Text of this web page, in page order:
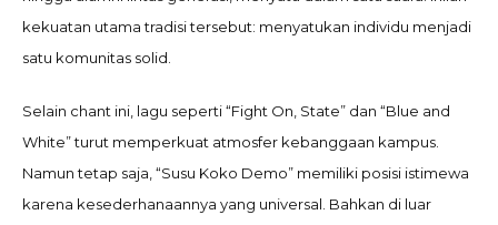
kekuatan utama tradisi tersebut: menyatukan individu menjadi
satu komunitas solid.
Selain chant ini, lagu seperti “Fight On, State” dan “Blue and
White” turut memperkuat atmosfer kebanggaan kampus.
Namun tetap saja, “Susu Koko Demo” memiliki posisi istimewa
karena kesederhanaannya yang universal. Bahkan di luar